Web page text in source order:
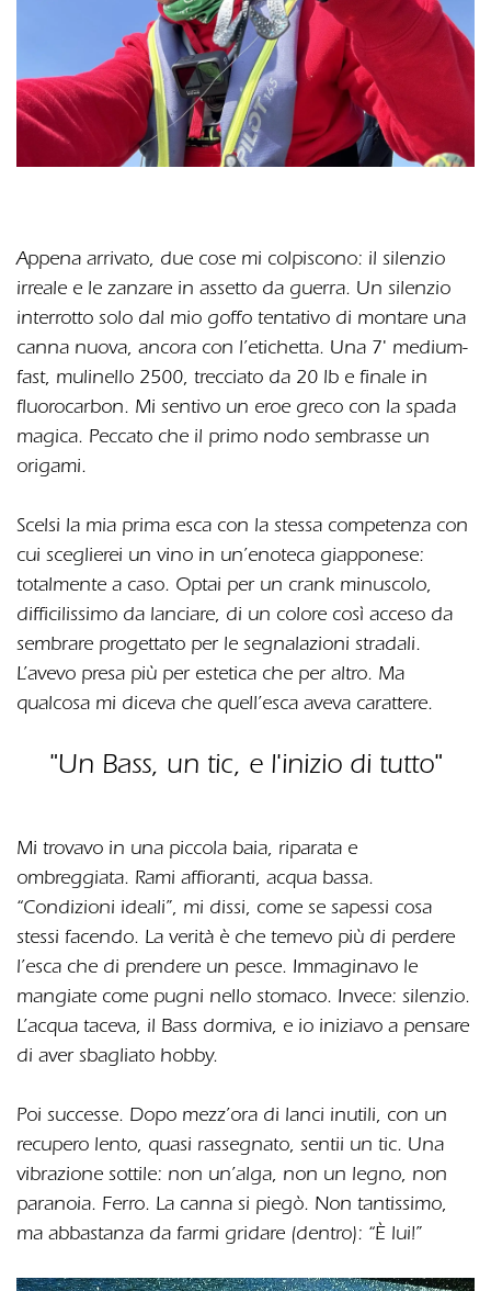
Appena arrivato, due cose mi colpiscono: il silenzio
irreale e le zanzare in assetto da guerra. Un silenzio
interrotto solo dal mio goffo tentativo di montare una
canna nuova, ancora con l’etichetta. Una 7' medium-
fast, mulinello 2500, trecciato da 20 lb e finale in
fluorocarbon. Mi sentivo un eroe greco con la spada
magica. Peccato che il primo nodo sembrasse un
origami.
Scelsi la mia prima esca con la stessa competenza con
cui sceglierei un vino in un’enoteca giapponese:
totalmente a caso. Optai per un crank minuscolo,
difficilissimo da lanciare, di un colore così acceso da
sembrare progettato per le segnalazioni stradali.
L’avevo presa più per estetica che per altro. Ma
qualcosa mi diceva che quell’esca aveva carattere.
"Un Bass, un tic, e l'inizio di tutto​"
Mi trovavo in una piccola baia, riparata e
ombreggiata. Rami affioranti, acqua bassa.
“Condizioni ideali”, mi dissi, come se sapessi cosa
stessi facendo. La verità è che temevo più di perdere
l’esca che di prendere un pesce. Immaginavo le
mangiate come pugni nello stomaco. Invece: silenzio.
L’acqua taceva, il Bass dormiva, e io iniziavo a pensare
di aver sbagliato hobby.
Poi successe. Dopo mezz’ora di lanci inutili, con un
recupero lento, quasi rassegnato, sentii un tic. Una
vibrazione sottile: non un’alga, non un legno, non
paranoia. Ferro. La canna si piegò. Non tantissimo,
ma abbastanza da farmi gridare (dentro): “È lui!”